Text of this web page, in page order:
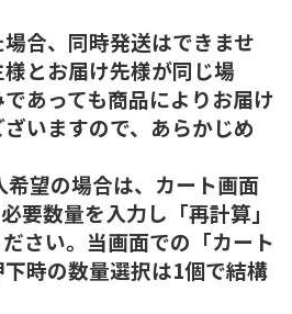
合、同時発送はできませ
とお届け先様が同じ場
あっても商品によりお届け
いますので、あらかじめ
望の場合は、カート画面
要数量を入力し「再計算」
さい。当画面での「カート
時の数量選択は1個で結構